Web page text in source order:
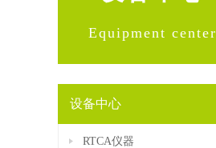
Equipment center
设备中心
RTCA仪器